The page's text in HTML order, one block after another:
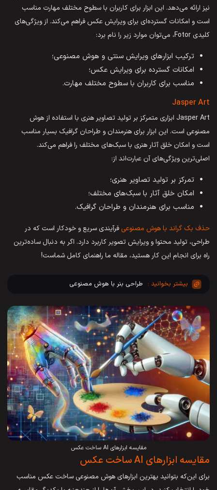
نیز ارائه می‌دهد. این ابزار برای کاربران با سطوح مختلف مهارت مناسب
است و امکانات گسترده‌ای برای ویرایش عکس فراهم می‌کند. از ویژگی‌های
کلیدی Fotor، می‌توان موارد زیر را نام برد:
ترکیب ابزارهای ویرایش سنتی و هوش مصنوعی؛
امکانات گسترده برای ویرایش عکس؛
مناسب برای کاربران با سطوح مختلف مهارت.
Jasper Art
Jasper Art ابزاری متمرکز بر تولید تصاویر هنری با استفاده از هوش
مصنوعی است. این ابزار برای هنرمندان و طراحان گرافیک بسیار مناسب
است و امکان خلق آثار هنری با سبک‌های مختلف را فراهم می‌کند.
اصلی‌ترین ویژگی‌های آن عبارت‌اند از:
تمرکز بر تولید تصاویر هنری؛
امکان خلق آثار با سبک‌های مختلف؛
مناسب برای هنرمندان و طراحان گرافیک.
حذف بک گراند با هوش مصنوعی فرآیندی سریع و خودکار است که در
طراحی، تولید محتوا و ویرایش تصویر کاربرد دارد. اگر به دنبال ساده‌ترین
راه برای انجام این کار هستید، مقاله ما راهنمای کامل شماست!
طراحی بنر با هوش مصنوعی
مقایسه ابزارهای AI ساخت عکس
مقایسه ابزارهای AI ساخت عکس
برای این‌که بتوانید بهترین ابزارهای هوش مصنوعی ساخت عکس مناسب